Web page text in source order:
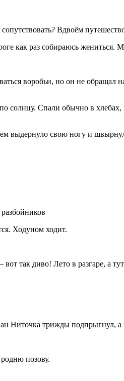
Вдвоём
как раз собираюсь жениться.
воробьи, но он не
Спали обычно в
свою ногу и
Ходуном ходит.
так диво! Лето в разгаре, а
Ниточка трижды подпрыгнул,
позову.